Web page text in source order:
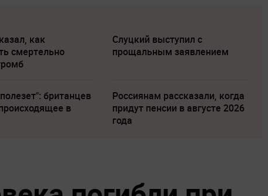
как
смертельно
Слуцкий выступил с
прощальным заявлением
британцев
в
Россиянам рассказали, когда
придут пенсии в августе 2026
года